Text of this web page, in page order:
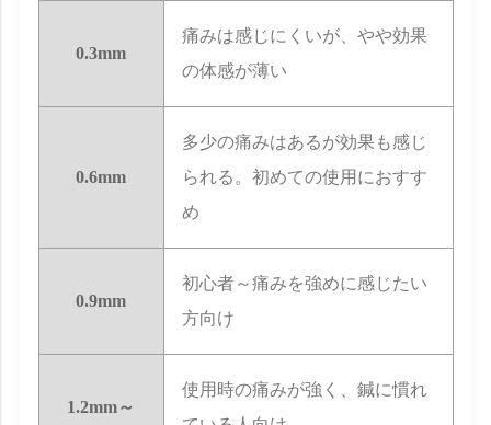
0.3mm
痛みは感じにくいが、やや効果
の体感が薄い
0.6mm
多少の痛みはあるが効果も感じ
られる。初めての使用におすす
め
0.9mm
初心者～痛みを強めに感じたい
方向け
1.2mm～
使用時の痛みが強く、鍼に慣れ